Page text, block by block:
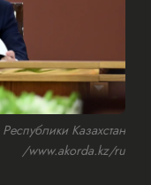
Казахстан
/www.akorda.kz/ru